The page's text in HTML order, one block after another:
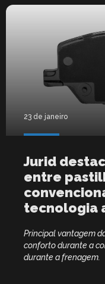
23 de janeiro
Jurid
entre
tecnologia
Principal vantagem
conforto durante a
durante a frenagem.